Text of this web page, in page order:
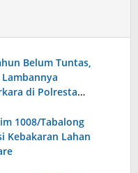
Belum Tuntas,
di Polresta
1008/Tabalong
Kebakaran Lahan